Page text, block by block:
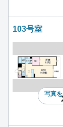
103号室
写真を